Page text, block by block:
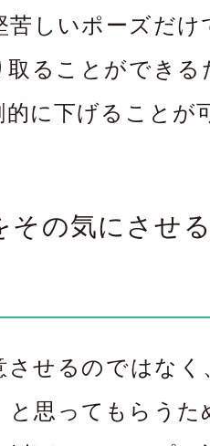
苦しいポーズだけ
取ることができる
に下げることが
その気にさせ
させるのではなく
と思ってもらう